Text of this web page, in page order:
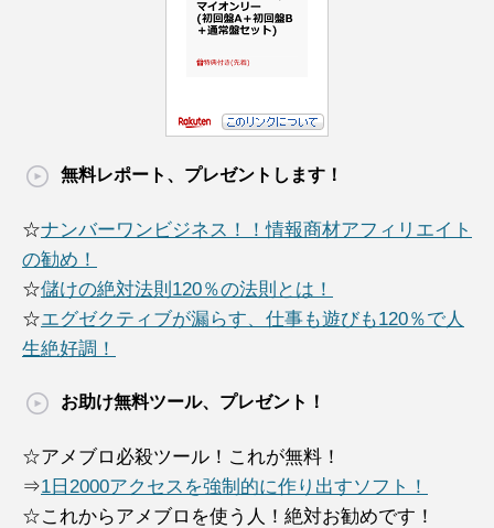
無料レポート、プレゼントします！
☆ナンバーワンビジネス！！情報商材アフィリエイト
の勧め！
☆儲けの絶対法則120％の法則とは！
☆エグゼクティブが漏らす、仕事も遊びも120％で人
生絶好調！
お助け無料ツール、プレゼント！
☆アメブロ必殺ツール！これが無料！
⇒1日2000アクセスを強制的に作り出すソフト！
☆これからアメブロを使う人！絶対お勧めです！